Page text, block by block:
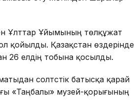
Ұлттар Ұйымының төлқұжат
қойылды. Қазақстан өздерінде
26 елдің тобына қосылды.
солтүстік батысқа қарай
«Таңбалы» музей-қорығының